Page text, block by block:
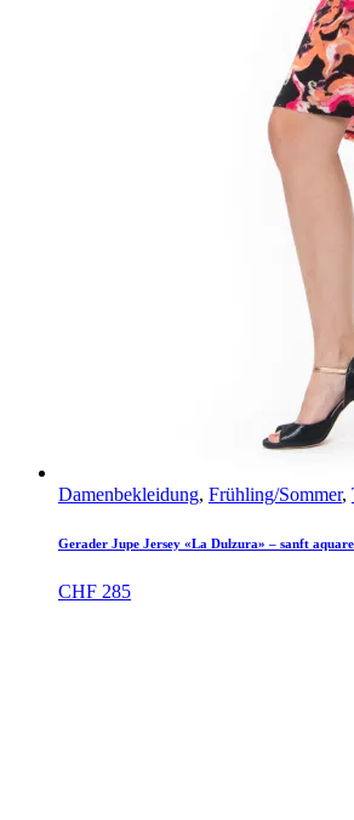
Damenbekleidung, Frühling/Sommer,
Gerader Jupe Jersey «La Dulzura» – sanft
CHF 285